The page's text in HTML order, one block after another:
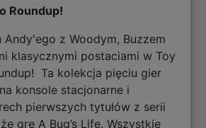
Roundup!
z Woodym, Buzzem
klasycznymi postaciami w Toy
Ta kolekcja pięciu gier
konsole stacjonarne i
pierwszych tytułów z serii
grę A Bug’s Life. Wszystkie